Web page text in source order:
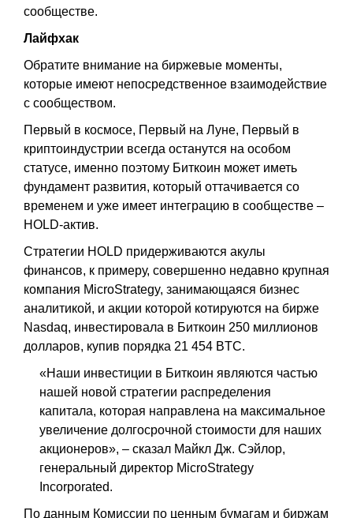
сообществе.
Лайфхак
Обратите внимание на биржевые моменты,
которые имеют непосредственное взаимодействие
с сообществом.
Первый в космосе, Первый на Луне, Первый в
криптоиндустрии всегда останутся на особом
статусе, именно поэтому Биткоин может иметь
фундамент развития, который оттачивается со
временем и уже имеет интеграцию в сообществе –
HOLD-актив.
Стратегии HOLD придерживаются акулы
финансов, к примеру, совершенно недавно крупная
компания MicroStrategy, занимающаяся бизнес
аналитикой, и акции которой котируются на бирже
Nasdaq, инвестировала в Биткоин 250 миллионов
долларов, купив порядка 21 454 BTC.
«Наши инвестиции в Биткоин являются частью
нашей новой стратегии распределения
капитала, которая направлена на максимальное
увеличение долгосрочной стоимости для наших
акционеров», – сказал Майкл Дж. Сэйлор,
генеральный директор MicroStrategy
Incorporated.
По данным Комиссии по ценным бумагам и биржам